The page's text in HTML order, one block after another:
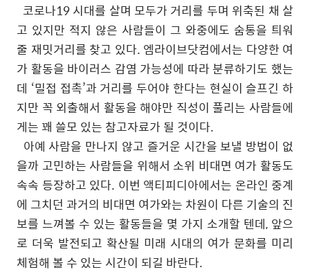
코로나19시대를 살며 모두가 거리를 두며 위축된 채 살
고 있지만 적지 않은 사람들이 그 와중에도 숨통을 틔워
줄 재밋거리를 찾고 있다. 엠라이브닷컴에서는 다양한 여
가 활동을 바이러스 감염 가능성에 따라 분류하기도 했는
데 ‘밀접 접촉’과 거리를 두어야 한다는 현실이 슬프긴 하
지만 꼭 외출해서 활동을 해야만 직성이 풀리는 사람들에
게는 꽤 쓸모 있는 참고자료가 될 것이다.
아예 사람을 만나지 않고 즐거운 시간을 보낼 방법이 없
을까 고민하는 사람들을 위해서 소위 비대면 여가 활동도
속속 등장하고 있다. 이번 액티피디아에서는 온라인 중계
에 그치던 과거의 비대면 여가와는 차원이 다른 기술의 진
보를 느껴볼 수 있는 활동들을 몇 가지 소개할 텐데, 앞으
로 더욱 발전되고 확산될 미래 시대의 여가 문화를 미리
체험해 볼 수 있는 시간이 되길 바란다.